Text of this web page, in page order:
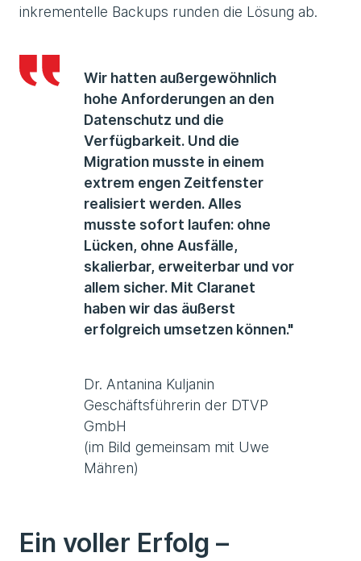
inkrementelle Backups runden die Lösung ab.
Wir hatten außergewöhnlich
hohe Anforderungen an den
Datenschutz und die
Verfügbarkeit. Und die
Migration musste in einem
extrem engen Zeitfenster
realisiert werden. Alles
musste sofort laufen: ohne
Lücken, ohne Ausfälle,
skalierbar, erweiterbar und vor
allem sicher. Mit Claranet
haben wir das äußerst
erfolgreich umsetzen können."
Dr. Antanina Kuljanin
Geschäftsführerin der DTVP
GmbH
(im Bild gemeinsam mit Uwe
Mähren)
Ein voller Erfolg –